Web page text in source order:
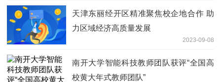
天津东丽经开区精准聚焦校企地合作 助
力区域经济高质量发展
2023-09-08
南开大学智能科技教师团队获评“全国高
校黄大年式教师团队”